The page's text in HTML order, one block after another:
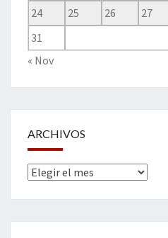
24
25 26 27
31
« Nov
ARCHIVOS
Archivos